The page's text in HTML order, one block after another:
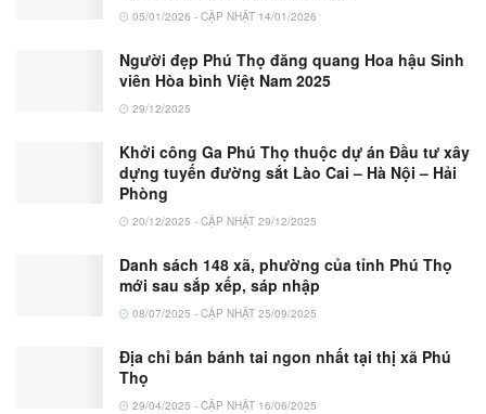
05/01/2026 - CẬP NHẬT 14/01/2026
Người đẹp Phú Thọ đăng quang Hoa hậu Sinh
viên Hòa bình Việt Nam 2025
29/12/2025
Khởi công Ga Phú Thọ thuộc dự án Đầu tư xây
dựng tuyến đường sắt Lào Cai – Hà Nội – Hải
Phòng
20/12/2025 - CẬP NHẬT 29/12/2025
Danh sách 148 xã, phường của tỉnh Phú Thọ
mới sau sắp xếp, sáp nhập
08/07/2025 - CẬP NHẬT 25/09/2025
Địa chỉ bán bánh tai ngon nhất tại thị xã Phú
Thọ
29/04/2025 - CẬP NHẬT 16/06/2025